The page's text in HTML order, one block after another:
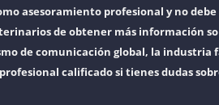
asesoramiento profesional y no debe
de obtener más información
de comunicación global, la
calificado si tienes dudas